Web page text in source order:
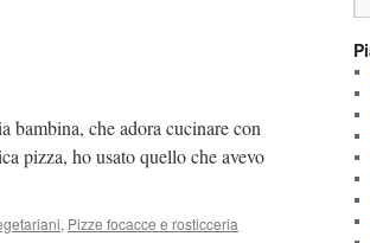
bambina, che adora cucinare con
pizza, ho usato quello che avevo
, Pizze focacce e rosticceria